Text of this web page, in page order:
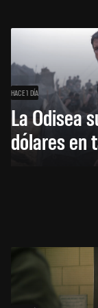
HACE 1 DÍA
La Odisea
dólares en